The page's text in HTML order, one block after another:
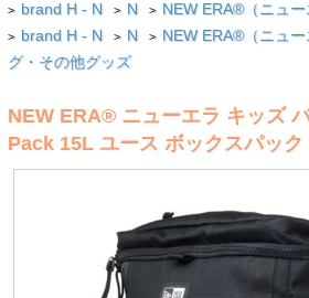
> brand H - N > N > NEW ERA®（ニュー
> brand H - N > N > NEW ERA®（ニュー
グ・その他グッズ
NEW ERA® ニューエラ キッズ
Pack 15L ユース ボックスパッ